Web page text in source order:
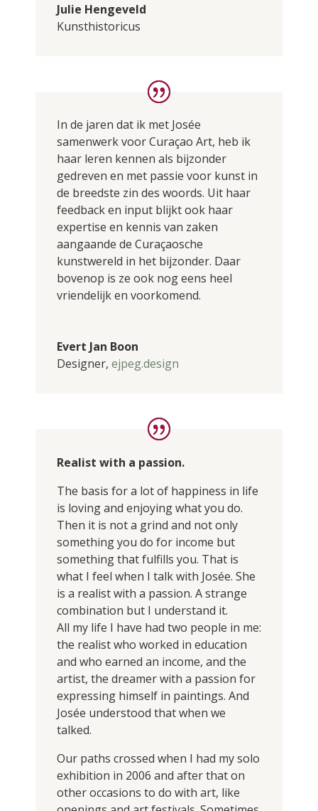
Julie Hengeveld
Kunsthistoricus
In de jaren dat ik met Josée
samenwerk voor Curaçao Art, heb ik
haar leren kennen als bijzonder
gedreven en met passie voor kunst in
de breedste zin des woords. Uit haar
feedback en input blijkt ook haar
expertise en kennis van zaken
aangaande de Curaçaosche
kunstwereld in het bijzonder. Daar
bovenop is ze ook nog eens heel
vriendelijk en voorkomend.
Evert Jan Boon
Designer, ejpeg.design
Realist with a passion.
The basis for a lot of happiness in life
is loving and enjoying what you do.
Then it is not a grind and not only
something you do for income but
something that fulfills you. That is
what I feel when I talk with Josée. She
is a realist with a passion. A strange
combination but I understand it.
All my life I have had two people in me:
the realist who worked in education
and who earned an income, and the
artist, the dreamer with a passion for
expressing himself in paintings. And
Josée understood that when we
talked.
Our paths crossed when I had my solo
exhibition in 2006 and after that on
other occasions to do with art, like